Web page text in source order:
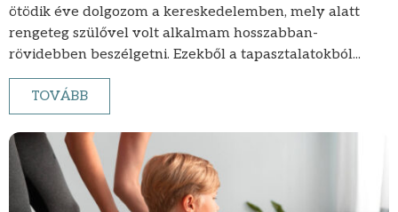
ötödik éve dolgozom a kereskedelemben, mely alatt
rengeteg szülővel volt alkalmam hosszabban-
rövidebben beszélgetni. Ezekből a tapasztalatokból...
TOVÁBB